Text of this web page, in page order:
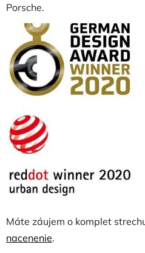
Porsche.
Máte záujem o komplet
nacenenie.